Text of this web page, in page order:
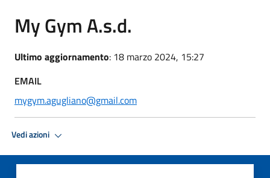
My Gym A.s.d.
Ultimo aggiornamento: 18 marzo 2024, 15:27
EMAIL
mygym.agugliano@gmail.com
Vedi azioni